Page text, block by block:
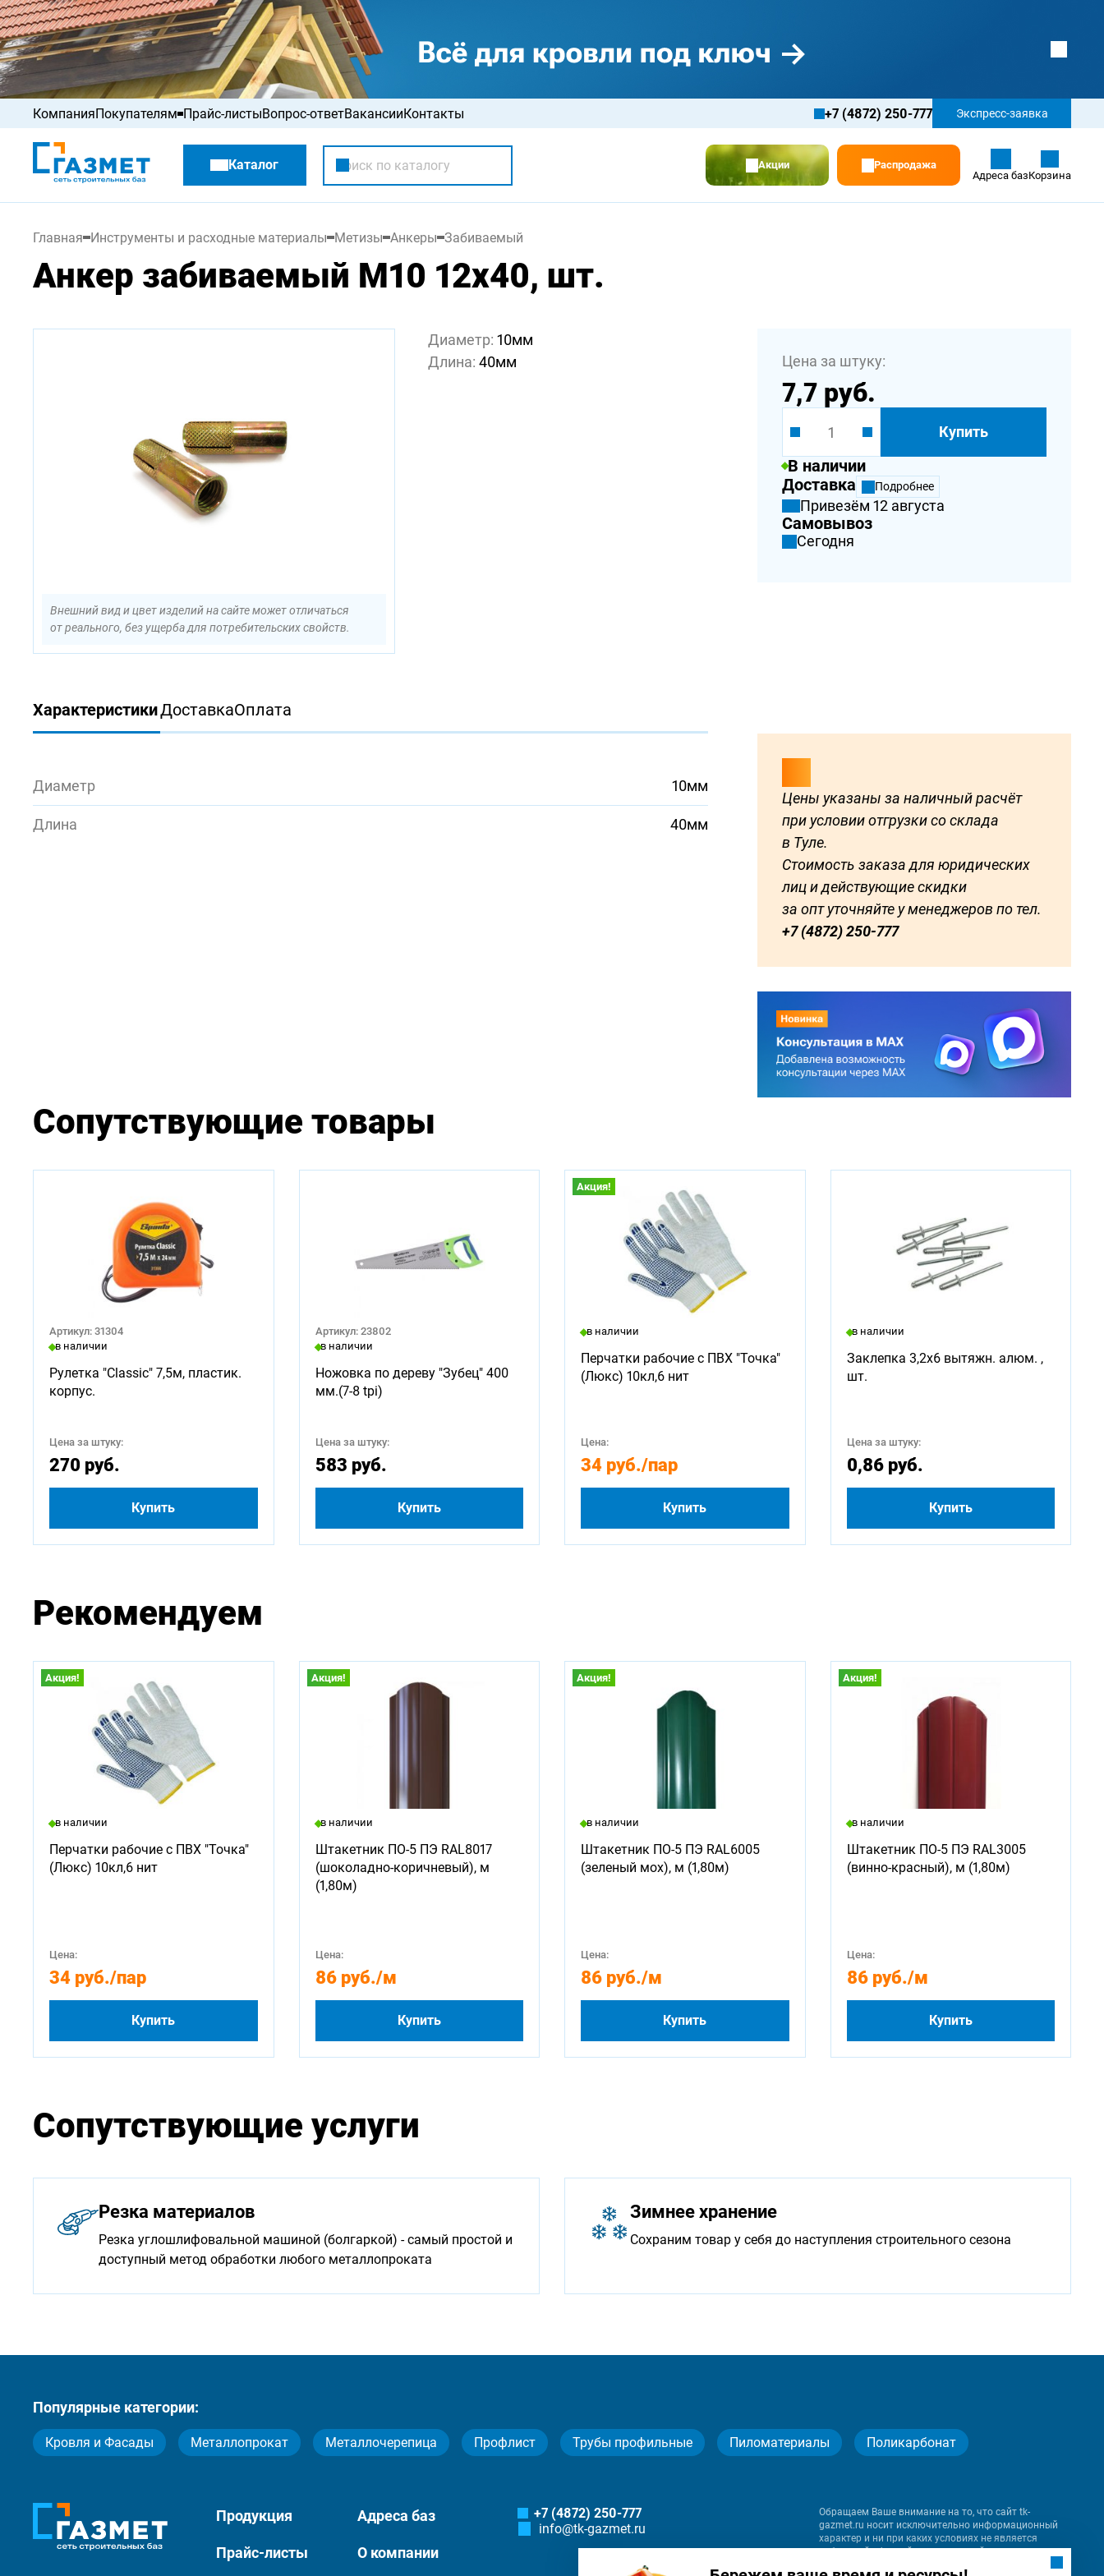
КомпанияПокупателям
Распродажа
Прайс-листыВопрос-ответВакансииКонтакты +7 (4872) 250-777 Экспресс-заявка
Каталог Акции
Распродажа
Адреса базКорзина
Главная Инструменты и расходные материалы Метизы Анкеры Забиваемый
Анкер забиваемый М10 12х40, шт.
Внешний вид и цвет изделий на сайте может отличаться
от реального, без ущерба для потребительских свойств.
Диаметр: 10мм
Длина: 40мм Цена за штуку:
7,7 руб.
Купить
В наличии
Доставка
Подробнее
Привезём 12 августа
Самовывоз
Сегодня
ХарактеристикиДоставкаОплата
Диаметр 10мм
Длина 40мм
Цены указаны за наличный расчёт
при условии отгрузки со склада
в Туле.
Стоимость заказа для юридических
лиц и действующие скидки
за опт уточняйте у менеджеров по тел.
+7 (4872) 250-777
Сопутствующие товары
Артикул: 31304
в наличии
Рулетка "Classic" 7,5м, пластик.
корпус.
Цена за штуку:
270 руб.
Купить
Артикул: 23802
в наличии
Ножовка по дереву "Зубец" 400
мм.(7-8 tpi)
Цена за штуку:
583 руб.
Купить
Акция!
в наличии
Перчатки рабочие с ПВХ "Точка"
(Люкс) 10кл,6 нит
Цена:
34 руб./пар
Купить
в наличии
Заклепка 3,2х6 вытяжн. алюм. ,
шт.
Цена за штуку:
0,86 руб.
Купить
Рекомендуем
Акция!
в наличии
Перчатки рабочие с ПВХ "Точка"
(Люкс) 10кл,6 нит
Цена:
34 руб./пар
Купить
Акция!
в наличии
Штакетник ПО-5 ПЭ RAL8017
(шоколадно-коричневый), м
(1,80м)
Цена:
86 руб./м
Купить
Акция!
в наличии
Штакетник ПО-5 ПЭ RAL6005
(зеленый мох), м (1,80м)
Цена:
86 руб./м
Купить
Акция!
в наличии
Штакетник ПО-5 ПЭ RAL3005
(винно-красный), м (1,80м)
Цена:
86 руб./м
Купить
Сопутствующие услуги
Резка материалов
Резка углошлифовальной машиной (болгаркой) - самый простой и
доступный метод обработки любого металлопроката
Зимнее хранение
Сохраним товар у себя до наступления строительного сезона
Популярные категории:
Кровля и Фасады Металлопрокат Металлочерепица Профлист Трубы профильные Пиломатериалы Поликарбонат
Продукция Адреса баз
Прайс-листы О компании
+7 (4872) 250-777
info@tk-gazmet.ru
Обращаем Ваше внимание на то, что сайт tk-
gazmet.ru носит исключительно информационный
характер и ни при каких условиях не является
публичной офертой, определяемой положениями